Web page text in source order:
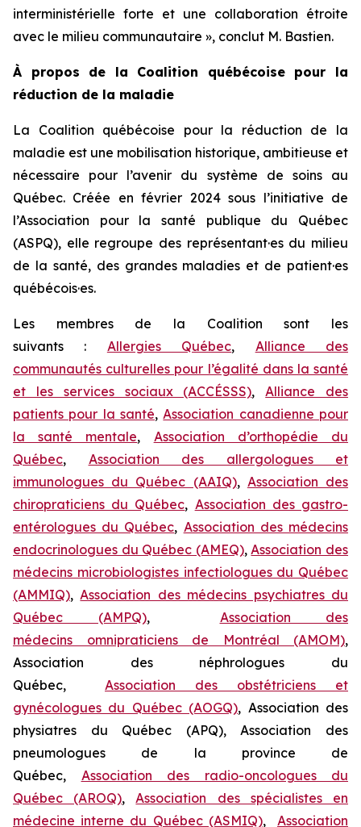
interministérielle forte et une collaboration étroite
avec le milieu communautaire », conclut M. Bastien.
À propos de la Coalition québécoise pour la
réduction de la maladie
La Coalition québécoise pour la réduction de la
maladie est une mobilisation historique, ambitieuse et
nécessaire pour l’avenir du système de soins au
Québec. Créée en février 2024 sous l’initiative de
l’Association pour la santé publique du Québec
(ASPQ), elle regroupe des représentant·es du milieu
de la santé, des grandes maladies et de patient·es
québécois·es.
Les membres de la Coalition sont les
suivants : Allergies Québec, Alliance des
communautés culturelles pour l’égalité dans la santé
et les services sociaux (ACCÉSSS),Alliance des
patients pour la santé,Association canadienne pour
la santé mentale, Association d’orthopédie du
Québec, Association des allergologues et
immunologues du Québec (AAIQ), Association des
chiropraticiens du Québec, Association des gastro-
entérologues du Québec, Association des médecins
endocrinologues du Québec (AMEQ),Association des
médecins microbiologistes infectiologues du Québec
(AMMIQ),Association des médecins psychiatres du
Québec (AMPQ), Association des
médecins omnipraticiens de Montréal (AMOM),
Association des néphrologues du
Québec, Association des obstétriciens et
gynécologues du Québec (AOGQ), Association des
physiatres du Québec (APQ), Association des
pneumologues de la province de
Québec, Association des radio-oncologues du
Québec (AROQ),Association des spécialistes en
médecine interne du Québec (ASMIQ),Association